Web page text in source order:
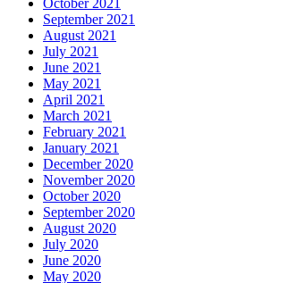
September 2021
August 2021
July 2021
June 2021
May 2021
April 2021
March 2021
February 2021
January 2021
December 2020
November 2020
October 2020
September 2020
August 2020
July 2020
June 2020
May 2020